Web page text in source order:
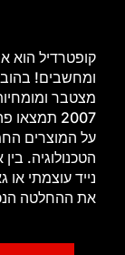
קופטרדיל הוא
ומחשבים!
מצטבר
2007
על המוצרים
הטכנולוגיה.
נייד עוצמתי או
את ההחלטה